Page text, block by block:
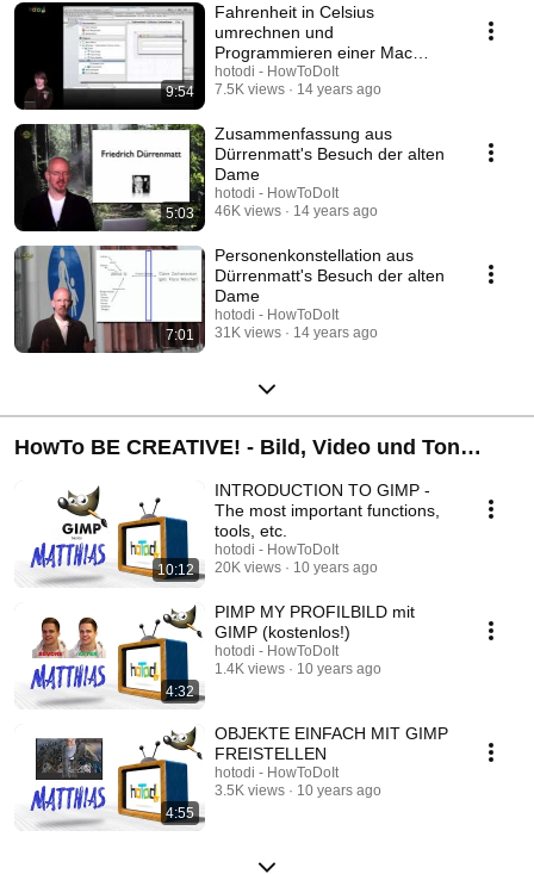
Videosortiment.
9:54
Fahrenheit in Celsius
umrechnen und
Programmieren einer Mac
Applikation in Xcode
hotodi - HowToDoIt
7.5K views
14 years ago
5:03
Zusammenfassung aus
Dürrenmatt's Besuch der alten
Dame
hotodi - HowToDoIt
46K views
14 years ago
7:01
Personenkonstellation aus
Dürrenmatt's Besuch der alten
Dame
hotodi - HowToDoIt
31K views
14 years ago
HowTo BE CREATIVE! - Bild, Video und Ton
10:12
INTRODUCTION TO GIMP -
The most important functions,
tools, etc.
hotodi - HowToDoIt
20K views
10 years ago
4:32
PIMP MY PROFILBILD mit
GIMP (kostenlos!)
hotodi - HowToDoIt
1.4K views
10 years ago
4:55
OBJEKTE EINFACH MIT GIMP
FREISTELLEN
hotodi - HowToDoIt
3.5K views
10 years ago